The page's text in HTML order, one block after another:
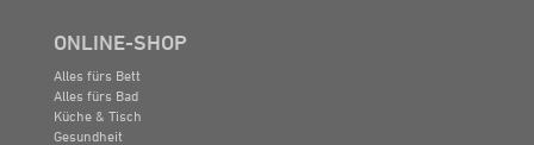
ONLINE-SHOP
Alles fürs Bett
Alles fürs Bad
Küche & Tisch
Gesundheit